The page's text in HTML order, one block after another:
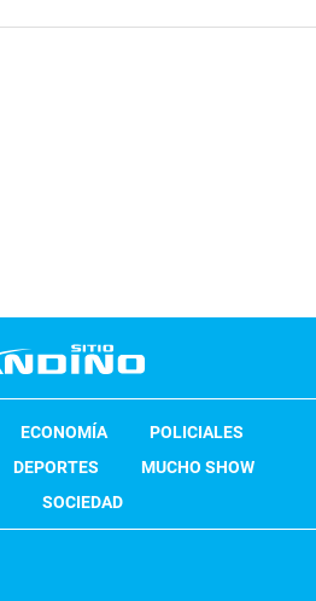
ECONOMÍA
POLICIALES
DEPORTES
MUCHO SHOW
SOCIEDAD